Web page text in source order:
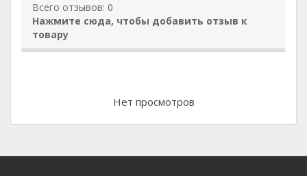
Всего отзывов: 0
Нажмите сюда, чтобы добавить отзыв к
товару
Нет просмотров